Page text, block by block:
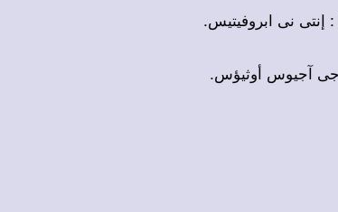
إنتى نى ابروفيتيس.
آجيوس أوثيؤس.